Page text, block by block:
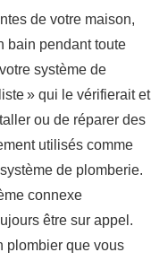
de votre maison,
bain pendant toute
système de
» qui le vérifierait et
ou de réparer des
utilisés comme
de plomberie.
connexe
être sur appel.
plombier que vous